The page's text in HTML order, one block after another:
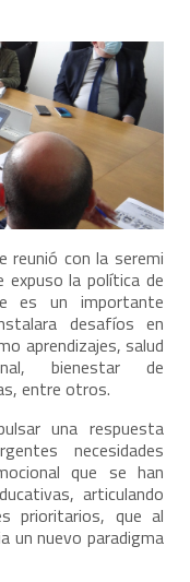
reunió con la seremi
expuso la política de
es un importante
desafíos en
aprendizajes, salud
bienestar de
entre otros.
una respuesta
necesidades
que se han
articulando
prioritarios, que al
un nuevo paradigma